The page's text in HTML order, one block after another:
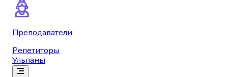
Преподаватели
Репетиторы
Ульпаны